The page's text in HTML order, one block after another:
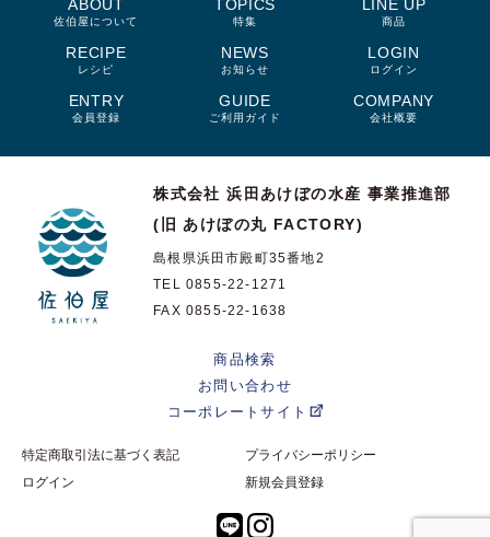
ABOUT
佐伯屋について
TOPICS
特集
LINE UP
商品
RECIPE
レシピ
NEWS
お知らせ
LOGIN
ログイン
ENTRY
会員登録
GUIDE
ご利用ガイド
COMPANY
会社概要
株式会社 浜田あけぼの水産 事業推進部
(旧 あけぼの丸 FACTORY)
島根県浜田市殿町35番地2
TEL 0855-22-1271
FAX 0855-22-1638
商品検索
お問い合わせ
コーポレートサイト
特定商取引法に基づく表記
プライバシーポリシー
ログイン
新規会員登録